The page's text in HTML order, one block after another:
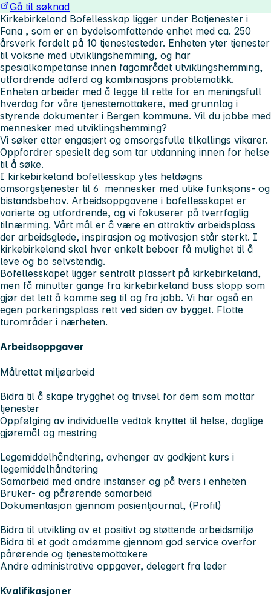
Gå til søknad
Kirkebirkeland Bofellesskap ligger under Botjenester i
Fana , som er en bydelsomfattende enhet med ca. 250
årsverk fordelt på 10 tjenestesteder. Enheten yter tjenester
til voksne med utviklingshemming, og har
spesialkompetanse innen fagområdet utviklingshemming,
utfordrende adferd og kombinasjons problematikk.
Enheten arbeider med å legge til rette for en meningsfull
hverdag for våre tjenestemottakere, med grunnlag i
styrende dokumenter i Bergen kommune. Vil du jobbe med
mennesker med utviklingshemming?
Vi søker etter engasjert og omsorgsfulle tilkallings vikarer.
Oppfordrer spesielt deg som tar utdanning innen for helse
til å søke.
I kirkebirkeland bofellesskap ytes heldøgns
omsorgstjenester til 6 mennesker med ulike funksjons- og
bistandsbehov. Arbeidsoppgavene i bofellesskapet er
varierte og utfordrende, og vi fokuserer på tverrfaglig
tilnærming. Vårt mål er å være en attraktiv arbeidsplass
der arbeidsglede, inspirasjon og motivasjon står sterkt. I
kirkebirkeland skal hver enkelt beboer få mulighet til å
leve og bo selvstendig.
Bofellesskapet ligger sentralt plassert på kirkebirkeland,
men få minutter gange fra kirkebirkeland buss stopp som
gjør det lett å komme seg til og fra jobb. Vi har også en
egen parkeringsplass rett ved siden av bygget. Flotte
turområder i nærheten.
Arbeidsoppgaver
Målrettet miljøarbeid
Bidra til å skape trygghet og trivsel for dem som mottar
tjenester
Oppfølging av individuelle vedtak knyttet til helse, daglige
gjøremål og mestring
Legemiddelhåndtering, avhenger av godkjent kurs i
legemiddelhåndtering
Samarbeid med andre instanser og på tvers i enheten
Bruker- og pårørende samarbeid
Dokumentasjon gjennom pasientjournal, (Profil)
Bidra til utvikling av et positivt og støttende arbeidsmiljø
Bidra til et godt omdømme gjennom god service overfor
pårørende og tjenestemottakere
Andre administrative oppgaver, delegert fra leder
Kvalifikasjoner